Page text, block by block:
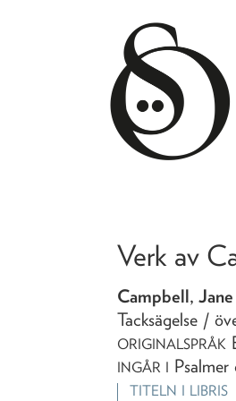
Verk av
Campbell,
Tacksägelse /
ORIGINALSPRÅK
INGÅR I Psalmer
TITELN I LIBRIS